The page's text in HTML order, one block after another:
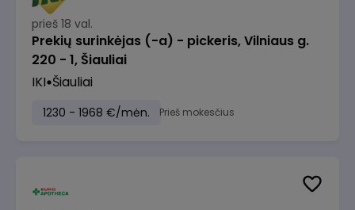
prieš 18 val.
Prekių surinkėjas (-a) - pickeris, Vilniaus g.
220 - 1, Šiauliai
IKI Šiauliai
1230 - 1968 €/mėn. Prieš mokesčius